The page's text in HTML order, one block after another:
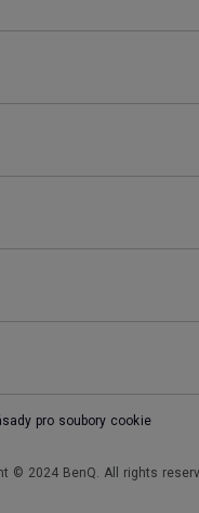
pro soubory cookie
© 2024 BenQ. All rights